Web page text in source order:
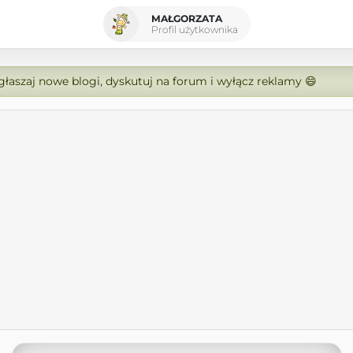
MAŁGORZATA
Profil użytkownika
nowe blogi, dyskutuj na forum i wyłącz reklamy 😄